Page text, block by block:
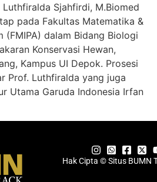
Sjahfirdi, M.Biomed
pada Fakultas Matematika &
(FMIPA) dalam Bidang Biologi
Konservasi Hewan,
Kampus UI Depok. Prosesi
Prof. Luthfiralda yang juga
Utama Garuda Indonesia Irfan
Hak Cipta © Situs BUMN